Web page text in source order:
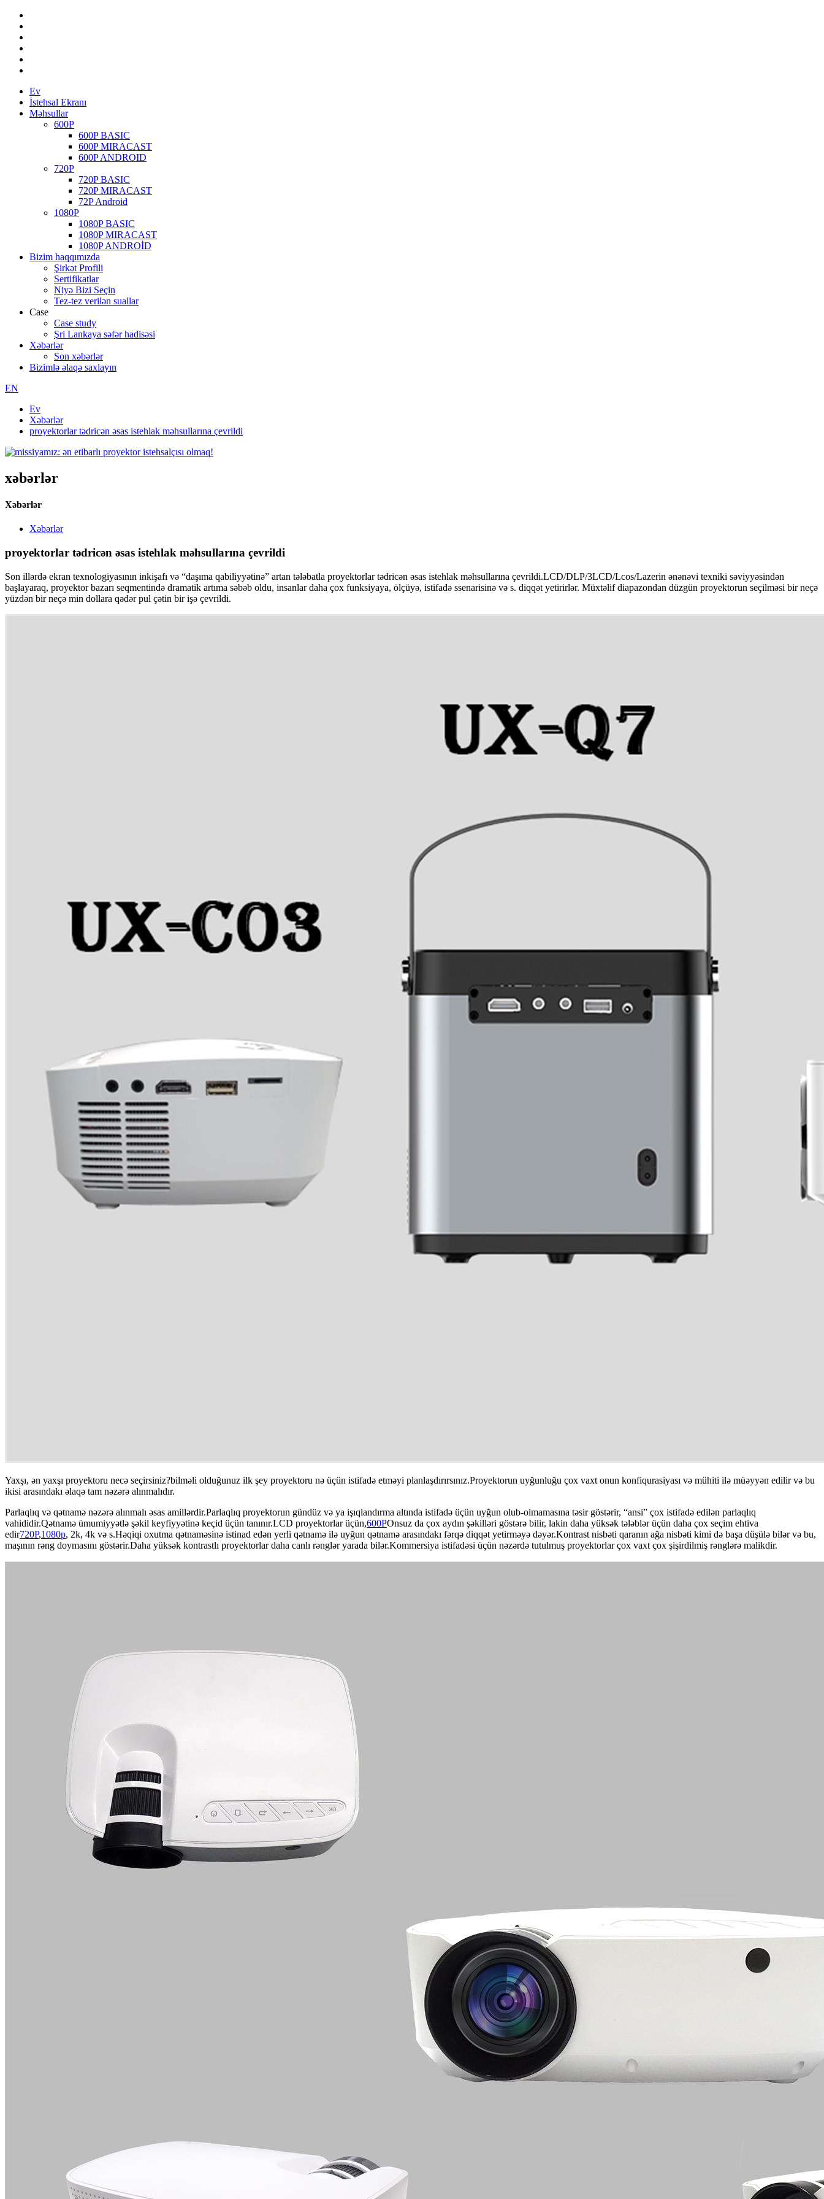
Ev
İstehsal Ekranı
Məhsullar
600P
600P BASIC
600P MIRACAST
600P ANDROID
720P
720P BASIC
720P MIRACAST
72P Android
1080P
1080P BASIC
1080P MIRACAST
1080P ANDROİD
Bizim haqqımızda
Şirkət Profili
Sertifikatlar
Niyə Bizi Seçin
Tez-tez verilən suallar
Case
Case study
Şri Lankaya səfər hadisəsi
Xəbərlər
Son xəbərlər
Bizimlə əlaqə saxlayın
EN
Ev
Xəbərlər
proyektorlar tədricən əsas istehlak məhsullarına çevrildi
xəbərlər
Xəbərlər
Xəbərlər
proyektorlar tədricən əsas istehlak məhsullarına çevrildi
Son illərdə ekran texnologiyasının inkişafı və “daşıma qabiliyyətinə” artan tələbatla proyektorlar tədricən əsas istehlak məhsullarına çevrildi.LCD/DLP/3LCD/Lcos/Lazerin ənənəvi texniki səviyyəsindən
başlayaraq, proyektor bazarı seqmentində dramatik artıma səbəb oldu, insanlar daha çox funksiyaya, ölçüyə, istifadə ssenarisinə və s. diqqət yetirirlər. Müxtəlif diapazondan düzgün proyektorun seçilməsi bir neçə
yüzdən bir neçə min dollara qədər pul çətin bir işə çevrildi.
Yaxşı, ən yaxşı proyektoru necə seçirsiniz?bilməli olduğunuz ilk şey proyektoru nə üçün istifadə etməyi planlaşdırırsınız.Proyektorun uyğunluğu çox vaxt onun konfiqurasiyası və mühiti ilə müəyyən edilir və bu
ikisi arasındakı əlaqə tam nəzərə alınmalıdır.
Parlaqlıq və qətnamə nəzərə alınmalı əsas amillərdir.Parlaqlıq proyektorun gündüz və ya işıqlandırma altında istifadə üçün uyğun olub-olmamasına təsir göstərir, “ansi” çox istifadə edilən parlaqlıq
vahididir.Qətnamə ümumiyyətlə şəkil keyfiyyətinə keçid üçün tanınır.LCD proyektorlar üçün,600POnsuz da çox aydın şəkilləri göstərə bilir, lakin daha yüksək tələblər üçün daha çox seçim ehtiva
edir720P,1080p, 2k, 4k və s.Həqiqi oxutma qətnaməsinə istinad edən yerli qətnamə ilə uyğun qətnamə arasındakı fərqə diqqət yetirməyə dəyər.Kontrast nisbəti qaranın ağa nisbəti kimi də başa düşülə bilər və bu,
maşının rəng doymasını göstərir.Daha yüksək kontrastlı proyektorlar daha canlı rənglər yarada bilər.Kommersiya istifadəsi üçün nəzərdə tutulmuş proyektorlar çox vaxt çox şişirdilmiş rənglərə malikdir.